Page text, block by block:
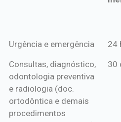
*Procedimentos Amil
Urgência e emergência 24
Consultas, diagnóstico,
odontologia preventiva
e radiologia (doc.
ortodôntica e demais
procedimentos
30